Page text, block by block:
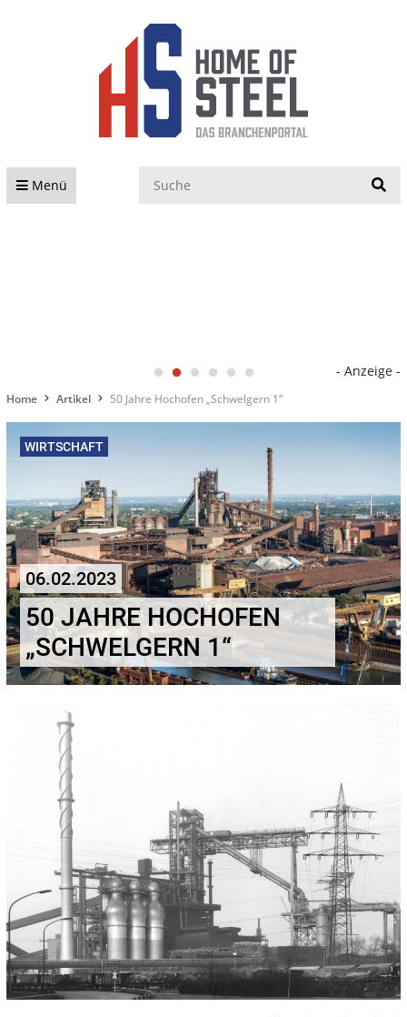
Menü
- Anzeige -
Home Artikel 50 Jahre Hochofen „Schwelgern 1“
WIRTSCHAFT
06.02.2023
50 JAHRE HOCHOFEN
„SCHWELGERN 1“